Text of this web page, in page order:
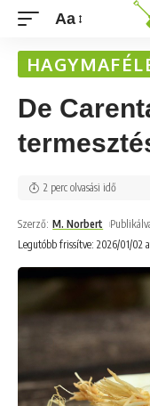
Aa
De
Legutóbb frissítve: 2026/01/02
Szerző: M. Norbert
2 perc olvasási idő